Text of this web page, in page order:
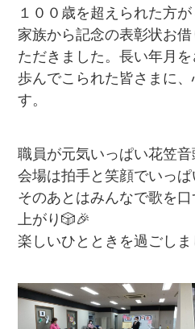
１００歳を超えられた方
家族から記念の表彰状お
ただきました。長い年月
歩んでこられた皆さまに
す。
職員が元気いっぱい花笠音
会場は拍手と笑顔でいっ
そのあとはみんなで歌を
上がり🎲🎉
楽しいひとときを過ごし